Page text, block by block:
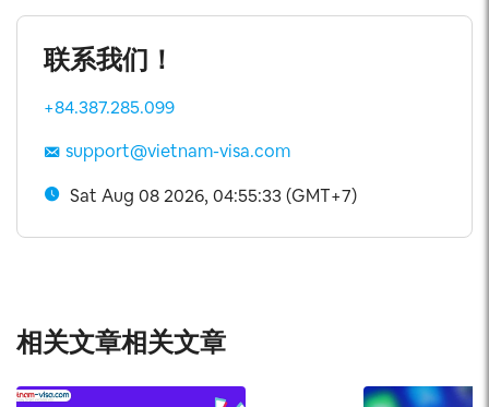
联系我们！
+84.387.285.099
support@vietnam-visa.com
Sat Aug 08 2026, 04:55:33 (GMT+7)
相关文章相关文章